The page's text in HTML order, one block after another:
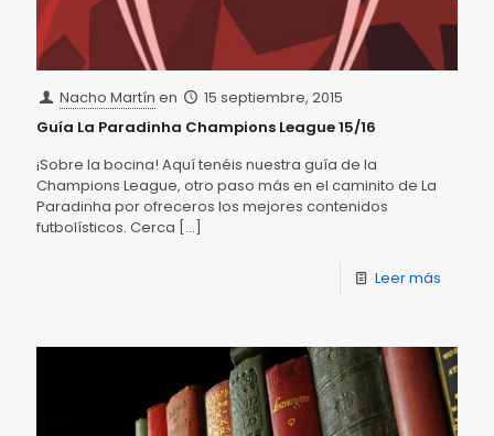
Nacho Martín en
15 septiembre, 2015
Guía La Paradinha Champions League 15/16
¡Sobre la bocina! Aquí tenéis nuestra guía de la
Champions League, otro paso más en el caminito de La
Paradinha por ofreceros los mejores contenidos
futbolísticos. Cerca […]
Leer más